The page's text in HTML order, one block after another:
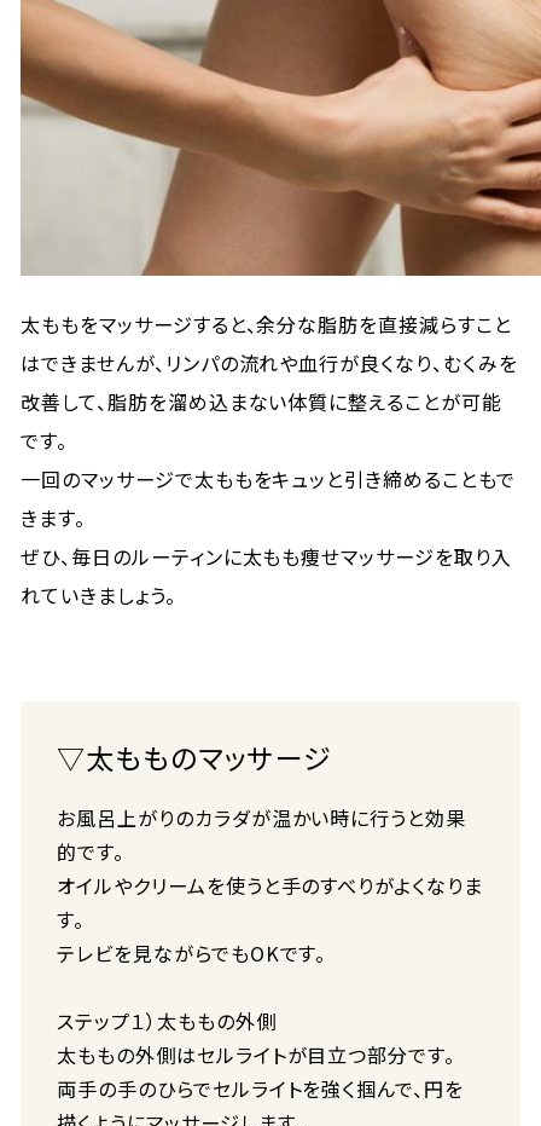
太ももをマッサージすると、余分な脂肪を直接減らすこと
はできませんが、リンパの流れや血行が良くなり、むくみを
改善して、脂肪を溜め込まない体質に整えることが可能
です。
一回のマッサージで太ももをキュッと引き締めることもで
きます。
ぜひ、毎日のルーティンに太もも痩せマッサージを取り入
れていきましょう。
▽太もものマッサージ
お風呂上がりのカラダが温かい時に行うと効果
的です。
オイルやクリームを使うと手のすべりがよくなりま
す。
テレビを見ながらでもOKです。
ステップ１）太ももの外側
太ももの外側はセルライトが目立つ部分です。
両手の手のひらでセルライトを強く掴んで、円を